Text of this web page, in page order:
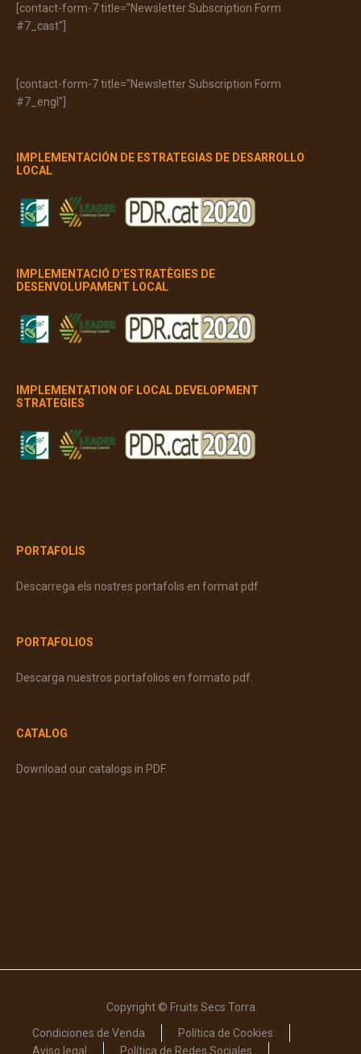
[contact-form-7 title="Newsletter Subscription Form
#7_cast"]
[contact-form-7 title="Newsletter Subscription Form
#7_engl"]
IMPLEMENTACIÓN DE ESTRATEGIAS DE DESARROLLO
LOCAL
IMPLEMENTACIÓ D’ESTRATÈGIES DE
DESENVOLUPAMENT LOCAL
IMPLEMENTATION OF LOCAL DEVELOPMENT
STRATEGIES
PORTAFOLIS
Descarrega els nostres portafolis en format pdf.
PORTAFOLIOS
Descarga nuestros portafolios en formato pdf.
CATALOG
Download our catalogs in PDF.
Copyright © Fruits Secs Torra
Condiciones de Venda
Política de Cookies
Aviso legal
Política de Redes Sociales